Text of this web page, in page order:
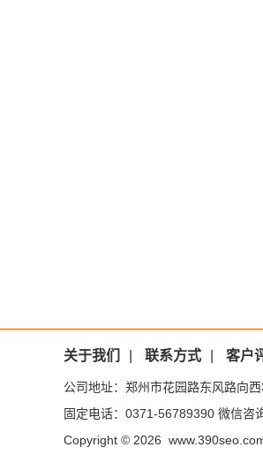
关于我们 联系方式 客户
公司地址：郑州市花园路东风路向
固定电话：0371-56789390 微信
Copyright © 2026